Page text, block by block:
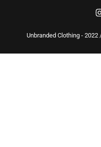
Unbranded Clothing -